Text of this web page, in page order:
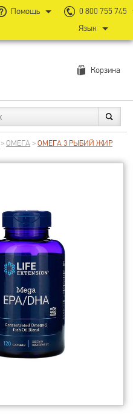
Корзина
>ОМЕГА>ОМЕГА 3 РЫБИЙ ЖИР
Помощь
0 800 755 745
Язык